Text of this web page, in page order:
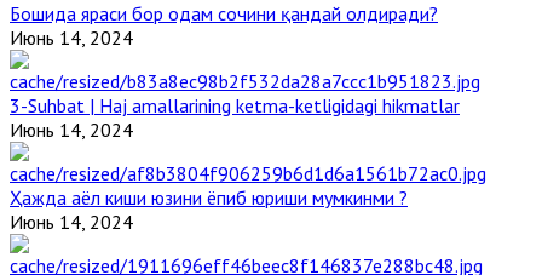
Бошида яраси бор одам сочини қандай олдиради?
Июнь 14, 2024
3-Suhbat | Haj amallarining ketma-ketligidagi hikmatlar
Июнь 14, 2024
Ҳажда аёл киши юзини ёпиб юриши мумкинми ?
Июнь 14, 2024